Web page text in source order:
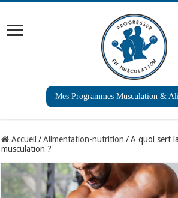
Mes Programmes Musculation &
Accueil / Alimentation-nutrition / A quoi sert
musculation ?